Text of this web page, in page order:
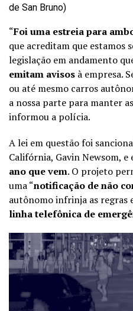
de San Bruno)
“Foi uma estreia para
que acreditam que estamos
legislação em andamento
emitam avisos à empresa.
ou até mesmo carros
a nossa parte para manter
informou a polícia.
A lei em questão foi
Califórnia, Gavin Newsom,
ano que vem. O projeto
uma “notificação de não
autônomo infrinja as regras
linha telefônica de